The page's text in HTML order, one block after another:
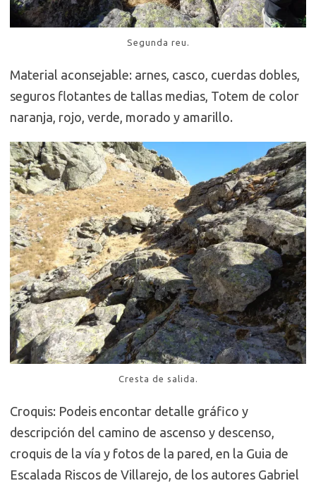
Segunda reu.
Material aconsejable: arnes, casco, cuerdas dobles,
seguros flotantes de tallas medias, Totem de color
naranja, rojo, verde, morado y amarillo.
Cresta de salida.
Croquis: Podeis encontar detalle gráfico y
descripción del camino de ascenso y descenso,
croquis de la vía y fotos de la pared, en la Guia de
Escalada Riscos de Villarejo, de los autores Gabriel